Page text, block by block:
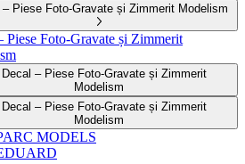
– Piese Foto-Gravate și Zimmerit Modelism
Piese Foto-Gravate și Zimmerit
Modelism
Modelism
MODELS